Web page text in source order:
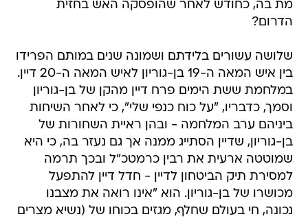
מת בה, כחודש לאחר שהופסקה האש בחזית
הדרום?
שלושה עשורים בלידתם ושמונה שנים במותם הפרידו
בין איש המאה ה-19 בן-גוריון לאיש המאה ה-20 דיין.
במלחמת ששת הימים פרח דיין מהקן של בן-גוריון
וסמך, כדבריו, "על כוח כנפי שלי", כי לאחר השיחות
ביניהם ערב המלחמה - ובהן ראיית השחורות של
בן-גוריון, שדיין הסתייג ממנה אך גם נעזר בה, כי היא
שמוטטה ארעית את רבין כרמטכ"ל ובכך תרמה
למסירת תיק הביטחון לדיין - חדל דיין להתפעל
מכושרו של בן-גוריון. הוא "אינו רואה את מצבנו
נכונה, חי בעולם שחלף, מגזים בכוחו של (נשיא מצרים